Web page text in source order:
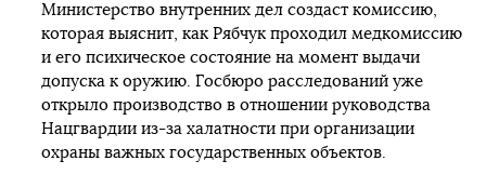
Министерство внутренних дел создаст комиссию,
которая выяснит, как Рябчук проходил медкомиссию
и его психическое состояние на момент выдачи
допуска к оружию. Госбюро расследований уже
открыло производство в отношении руководства
Нацгвардии из-за халатности при организации
охраны важных государственных объектов.